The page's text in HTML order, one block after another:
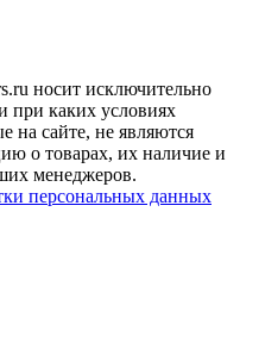
носит исключительно
при каких условиях
на сайте, не являются
о товарах, их наличие и
менеджеров.
персональных данных